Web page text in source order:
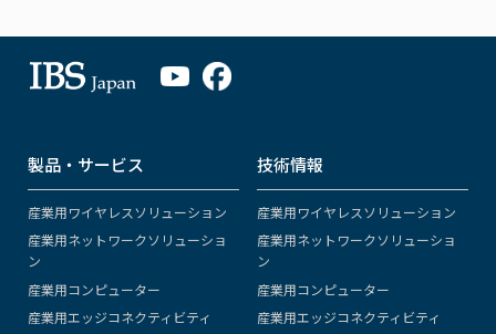
製品・サービス
産業用ワイヤレスソリューション
産業用ネットワークソリューショ
ン
産業用コンピューター
産業用エッジコネクティビティ
技術情報
産業用ワイヤレスソリューション
産業用ネットワークソリューショ
ン
産業用コンピューター
産業用エッジコネクティビティ